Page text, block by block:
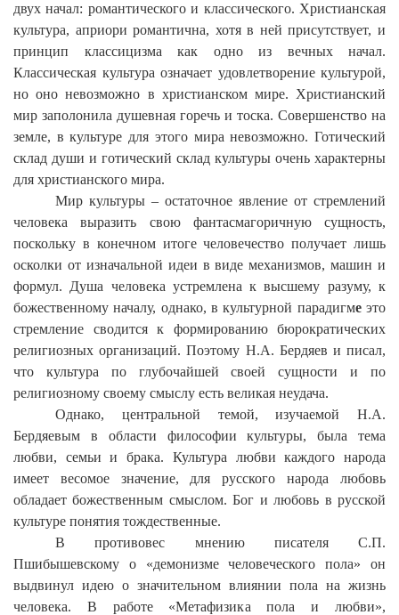
двух начал: романтического и классического. Христианская
культура, априори романтична, хотя в ней присутствует, и
принцип классицизма как одно из вечных начал.
Классическая культура означает удовлетворение культурой,
но оно невозможно в христианском мире. Христианский
мир заполонила душевная горечь и тоска. Совершенство на
земле, в культуре для этого мира невозможно. Готический
склад души и готический склад культуры очень характерны
для христианского мира.
Мир культуры– остаточное явление от стремлений
человека выразить свою фантасмагоричную сущность,
поскольку в конечном итоге человечество получает лишь
осколки от изначальной идеи в виде механизмов, машин и
формул. Душа человека устремлена к высшему разуму, к
божественному началу, однако, в культурной парадигмеэто
стремление сводится к формированию бюрократических
религиозных организаций. Поэтому Н.А. Бердяев и писал,
что культура по глубочайшей своей сущности и по
религиозному своему смыслу есть великая неудача.
Однако, центральной темой, изучаемой Н.А.
Бердяевым в области философии культуры, была тема
любви, семьи и брака. Культура любви каждого народа
имеет весомое значение, для русского народа любовь
обладает божественным смыслом. Бог и любовь в русской
культуре понятия тождественные.
В противовес мнению писателя С.П.
Пшибышевскому о «демонизме человеческого пола» он
выдвинул идею о значительном влиянии пола на жизнь
человека. В работе «Метафизика пола и любви»,